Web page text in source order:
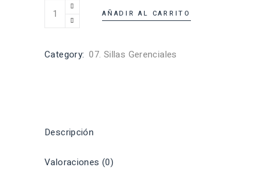
AÑADIR AL CARRITO
Category: 07. Sillas Gerenciales
Descripción
Valoraciones (0)